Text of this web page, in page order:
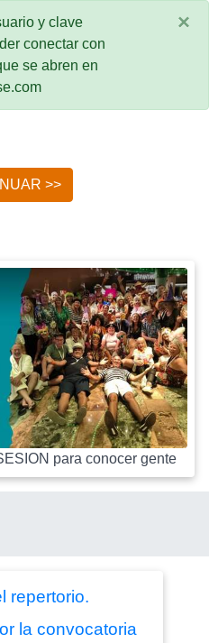
y clave
conectar con
se abren en
×
>>
para conocer gente
repertorio.
la convocatoria